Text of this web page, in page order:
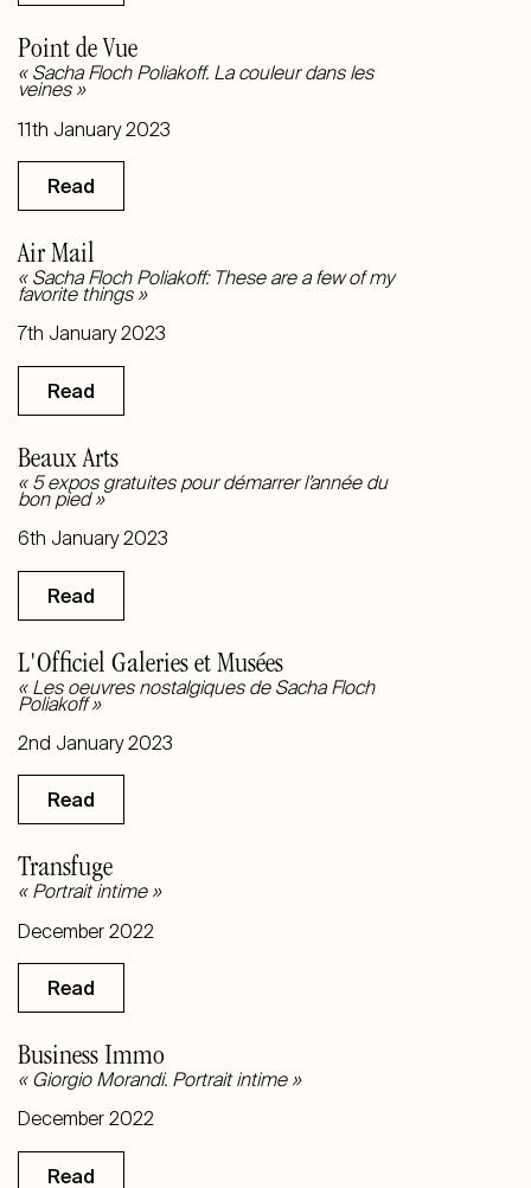
Point de Vue
« Sacha Floch Poliakoff. La couleur dans les
veines »
11th January 2023
Read
Air Mail
« Sacha Floch Poliakoff: These are a few of my
favorite things »
7th January 2023
Read
Beaux Arts
« 5 expos gratuites pour démarrer l’année du
bon pied »
6th January 2023
Read
L'Officiel Galeries et Musées
« Les oeuvres nostalgiques de Sacha Floch
Poliakoff »
2nd January 2023
Read
Transfuge
« Portrait intime »
December 2022
Read
Business Immo
« Giorgio Morandi. Portrait intime »
December 2022
Read